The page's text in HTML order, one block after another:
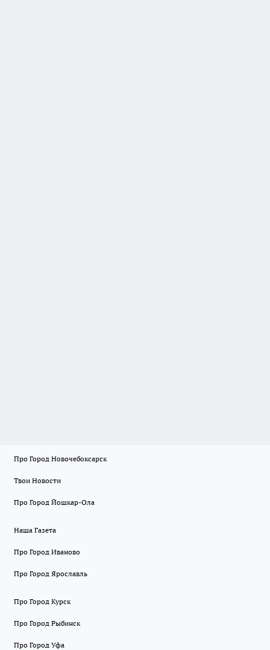
Про Город Новочебоксарск
Твои Новости
Про Город Йошкар-Ола
Наша Газета
Про Город Иваново
Про Город Ярославль
Про Город Курск
Про Город Рыбинск
Про Город Уфа